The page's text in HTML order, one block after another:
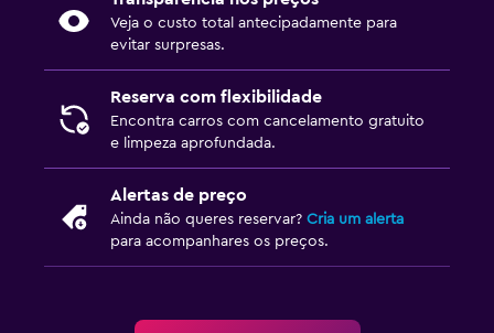
Veja o custo total antecipadamente para
evitar surpresas.
Reserva com flexibilidade
Encontra carros com cancelamento gratuito
e limpeza aprofundada.
Alertas de preço
Ainda não queres reservar? Cria um alerta
para acompanhares os preços.